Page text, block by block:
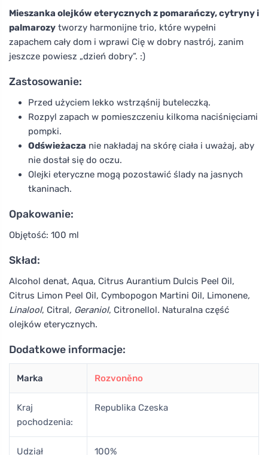
Mieszanka olejków eterycznych z pomarańczy, cytryny i
palmarozy tworzy harmonijne trio, które wypełni
zapachem cały dom i wprawi Cię w dobry nastrój, zanim
jeszcze powiesz „dzień dobry”. :)
Zastosowanie:
Przed użyciem lekko wstrząśnij buteleczką.
Rozpyl zapach w pomieszczeniu kilkoma naciśnięciami
pompki.
Odświeżacza nie nakładaj na skórę ciała i uważaj, aby
nie dostał się do oczu.
Olejki eteryczne mogą pozostawić ślady na jasnych
tkaninach.
Opakowanie:
Objętość: 100 ml
Skład:
Alcohol denat, Aqua, Citrus Aurantium Dulcis Peel Oil,
Citrus Limon Peel Oil, Cymbopogon Martini Oil, Limonene,
Linalool, Citral, Geraniol, Citronellol. Naturalna część
olejków eterycznych.
Dodatkowe informacje:
Marka Rozvoněno
Kraj
pochodzenia:
Republika Czeska
Udział 100%